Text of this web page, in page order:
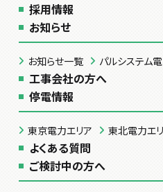
採用情報
お知らせ
お知らせ一覧 パルシステム
工事会社の方へ
停電情報
東京電力エリア 東北電力エ
よくある質問
ご検討中の方へ